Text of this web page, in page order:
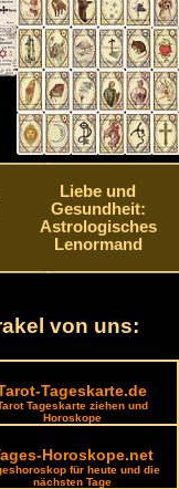
Liebe und
Gesundheit:
Astrologisches
Lenormand
von uns:
Tageskarte.de
Tageskarte ziehen und
Horoskope
Horoskope.net
für heute und die
nächsten Tage